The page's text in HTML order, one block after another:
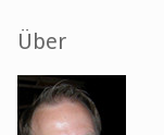
Seitenleiste
Über